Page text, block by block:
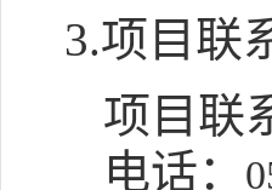
3.项目联
项目联
电话：